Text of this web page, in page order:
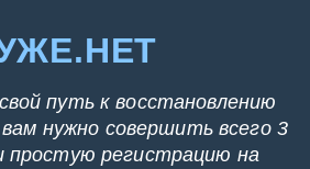
путь к восстановлению
нужно совершить всего 3
регистрацию на